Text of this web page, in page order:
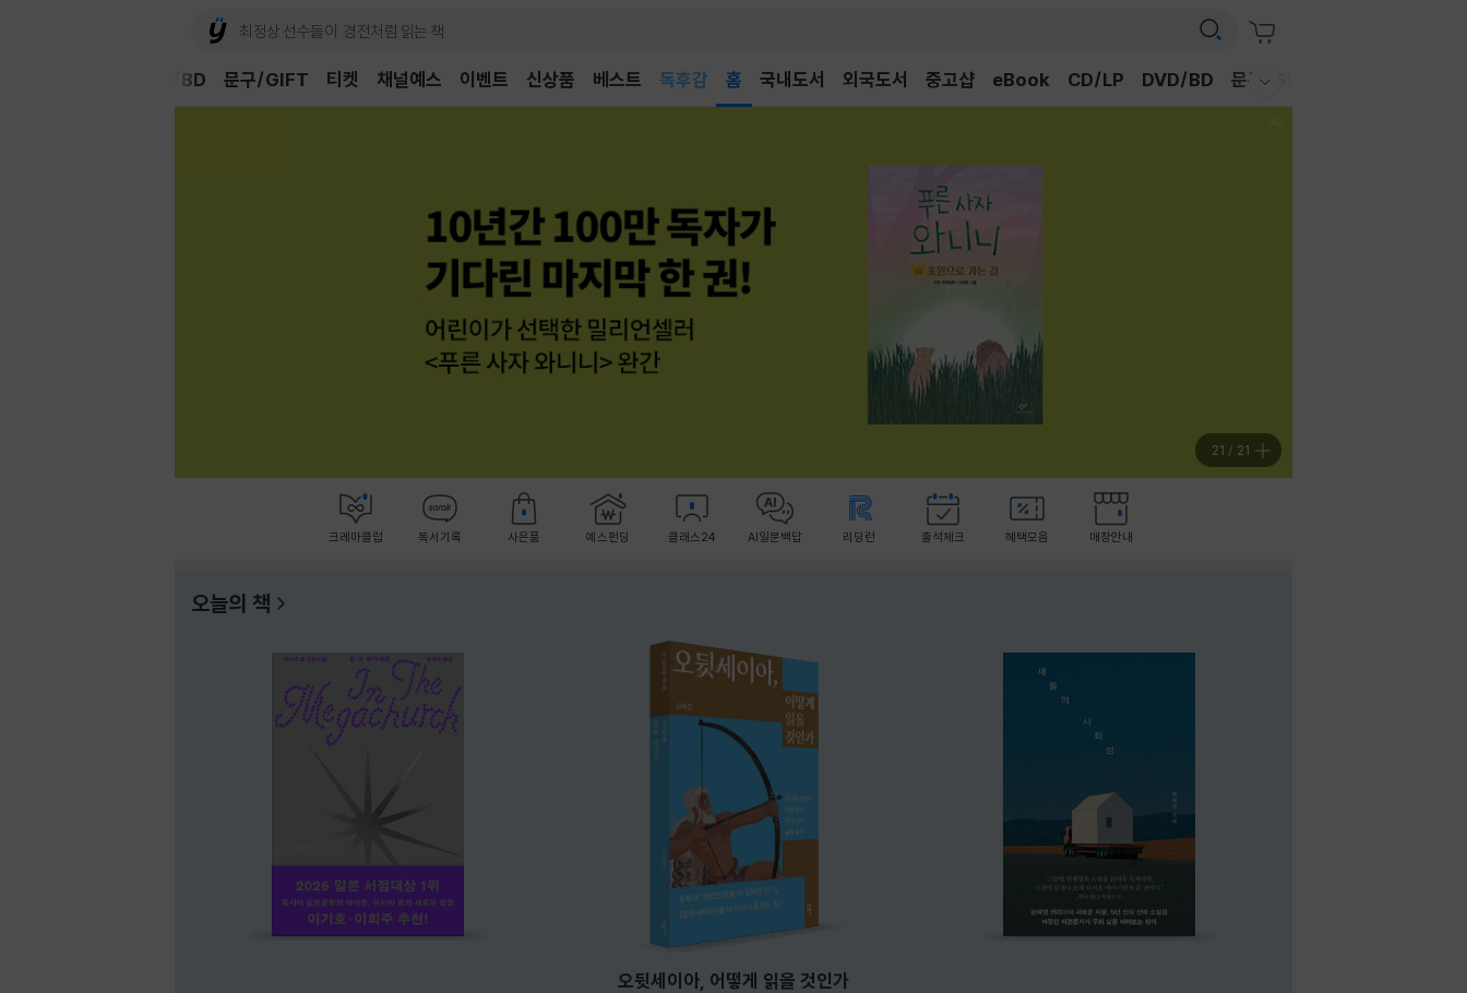
채널예스 이벤트 신상품 베스트
어린이
독후감
홈 국내도서 외국도서 중고샵 eBook CD/LP DVD/BD 문구/GIFT
DVD/BD 문구/GIFT 티켓
21 / 21
크레마클럽 독서기록 사은품 예스펀딩 클래스24 AI일문백답 리딩런 출석체크 혜택모음 매장안내
오늘의 책
오뒷세이아, 어떻게 읽을 것인가